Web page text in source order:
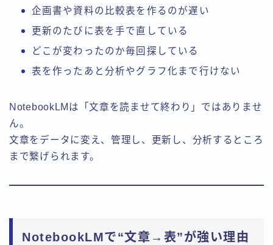
企画書や資料の比較表を作るのが遅い
更新のたびに表を手で直している
どこが変わったのか毎回探している
表を作ったあと分析やグラフ化まで行けない
NotebookLMは「文章を読ませて終わり」ではありませ
ん。
文章をデータに変え、管理し、更新し、分析するところ
まで繋げられます。
NotebookLMで“文章→表”が強い理由